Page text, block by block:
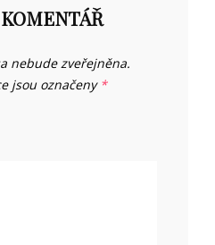
nebude zveřejněna.
jsou označeny *